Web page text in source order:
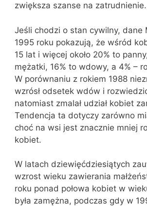
zwiększa szanse na zatrudnienie.
Jeśli chodzi o stan cywilny, dane
1995 roku pokazują, że wśród
15 lat i więcej około 20% to
mężatki, 16% to wdowy, a 4% –
W porównaniu z rokiem 1988
wzrósł odsetek wdów i
natomiast zmalał udział kobiet
Tendencja ta dotyczy zarówno
choć na wsi jest znacznie mniej
kobiet.
W latach dziewięćdziesiątych
wzrost wieku zawierania
roku ponad połowa kobiet w
była zamężna, podczas gdy w